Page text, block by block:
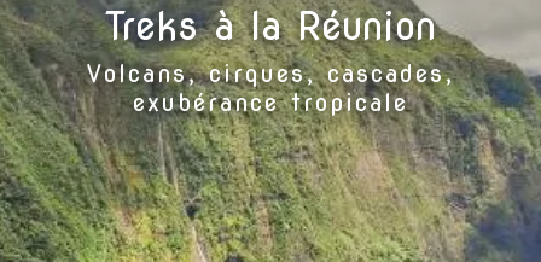
Treks à la Réunion
Volcans, cirques, cascades,
exubérance tropicale